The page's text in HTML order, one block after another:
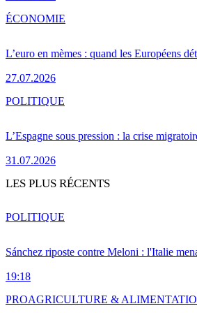
L’euro en mèmes : quand les Européens
27.07.2026
ÉCONOMIE
L’Espagne sous pression : la crise
31.07.2026
POLITIQUE
LES PLUS RÉCENTS
Sánchez riposte contre Meloni : l'Italie
19:18
POLITIQUE
PROAGRICULTURE &